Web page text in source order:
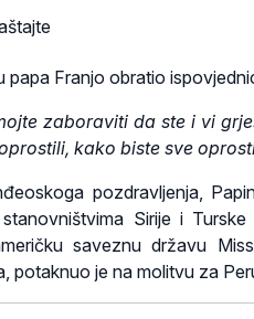
papa Franjo obratio
zaboraviti da ste i vi
kako biste sve
pozdravljenja,
Sirije i
saveznu državu
potaknuo je na molitvu za